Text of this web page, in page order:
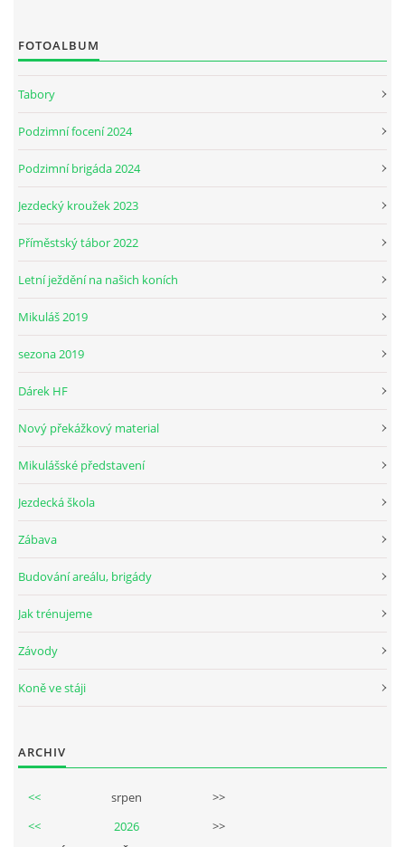
JARNÍ BRIGÁDA SE ODKLÁDÁ.
PODZIMNÍ BRIGÁDA 9.11.2024
ČLENOVÉ JK CABALLERO Z RYCHVALDU
VELKÝ PÁTEK-18.4 KROUŽEK BUDE NORMÁLNĚ PROBÍHAT
PODZIMNÍ BRIGÁDA 4.10.2025
FOTOALBUM
Tabory
Podzimní focení 2024
Podzimní brigáda 2024
Jezdecký kroužek 2023
Příměstský tábor 2022
Letní ježdění na našich koních
Mikuláš 2019
sezona 2019
Dárek HF
Nový překážkový material
Mikulášské představení
Jezdecká škola
Zábava
Budování areálu, brigády
Jak trénujeme
Závody
Koně ve stáji
ARCHIV
<< srpen
>>
<<
2026
>>